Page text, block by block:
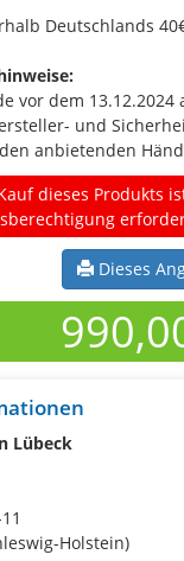
Deutschlands
vor dem
und
anbietenden
dieses Produkts
Dieses
Lübeck
Holstein)